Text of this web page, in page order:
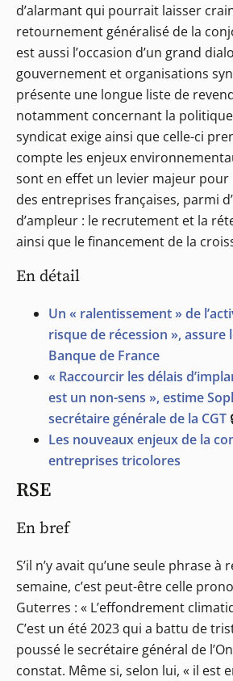
d’alarmant qui pourrait laisser
retournement généralisé de la
est aussi l’occasion d’un grand
gouvernement et organisations
présente une longue liste de
notamment concernant la
syndicat exige ainsi que celle-ci
compte les enjeux
sont en effet un levier majeur
des entreprises françaises, parmi
d’ampleur : le recrutement et la
ainsi que le financement de la
En détail
Un « ralentissement » de
risque de récession », assure
Banque de France
« Raccourcir les délais
est un non-sens », estime
secrétaire générale de la CGT
Les nouveaux enjeux de la
entreprises tricolores
RSE
En bref
S’il n’y avait qu’une seule phrase
semaine, c’est peut-être celle
Guterres : « L’effondrement
C’est un été 2023 qui a battu de
poussé le secrétaire général de
constat. Même si, selon lui, « il est